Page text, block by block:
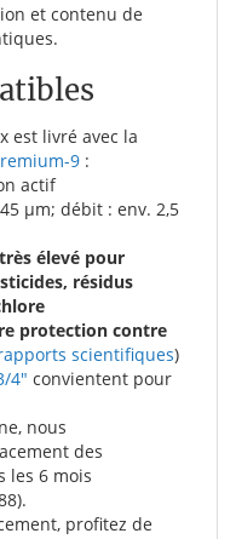
et contenu de
est livré avec la
9 :
actif
µm; débit : env. 2,5
élevé pour
résidus
protection contre
scientifiques)
4" convientent pour
nous
des
les 6 mois
profitez de